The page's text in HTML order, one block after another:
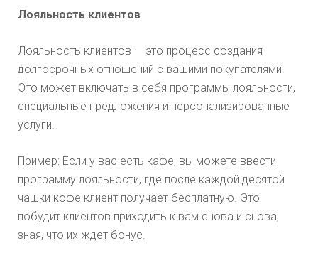
Лояльность клиентов
Лояльность клиентов — это процесс создания
долгосрочных отношений с вашими покупателями.
Это может включать в себя программы лояльности,
специальные предложения и персонализированные
услуги.
Пример: Если у вас есть кафе, вы можете ввести
программу лояльности, где после каждой десятой
чашки кофе клиент получает бесплатную. Это
побудит клиентов приходить к вам снова и снова,
зная, что их ждет бонус.